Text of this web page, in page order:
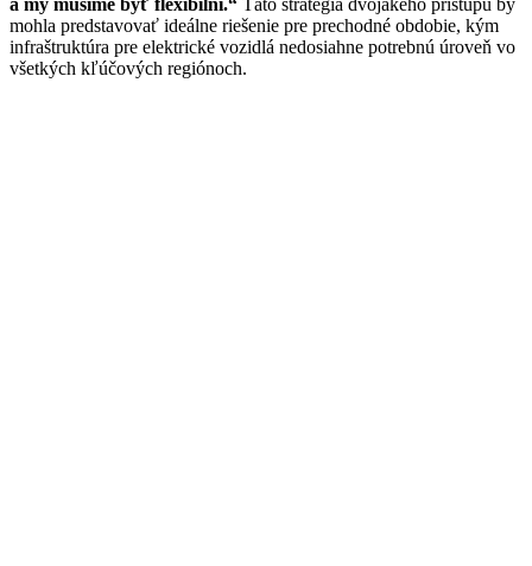
a my musíme byť flexibilní.“ Táto stratégia dvojakého prístupu by
mohla predstavovať ideálne riešenie pre prechodné obdobie, kým
infraštruktúra pre elektrické vozidlá nedosiahne potrebnú úroveň vo
všetkých kľúčových regiónoch.